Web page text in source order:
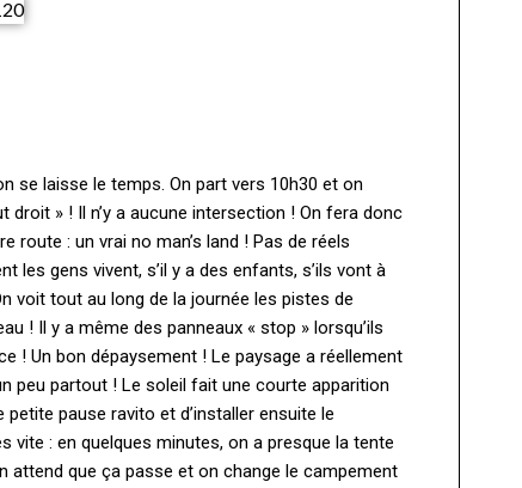
se laisse le temps. On part vers 10h30 et on
droit » ! Il n’y a aucune intersection ! On fera donc
: un vrai no man’s land ! Pas de réels
les gens vivent, s’il y a des enfants, s’ils vont à
voit tout au long de la journée les pistes de
! Il y a même des panneaux « stop » lorsqu’ils
! Un bon dépaysement ! Le paysage a réellement
peu partout ! Le soleil fait une courte apparition
pause ravito et d’installer ensuite le
vite : en quelques minutes, on a presque la tente
attend que ça passe et on change le campement